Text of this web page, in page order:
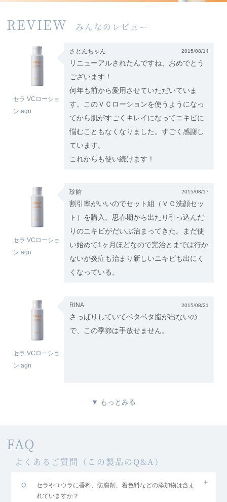
REVIEW みんなのレビュー
セラ VCローショ
ン agn
さとんちゃん 2015/08/14
リニューアルされたんですね、おめでとう
ございます！
何年も前から愛用させていただいていま
す。このＶＣローションを使うようになっ
てから肌がすごくキレイになってニキビに
悩むこともなくなりました。すごく感謝し
ています。
これからも使い続けます！
セラ VCローショ
ン agn
珍館 2015/08/17
割引率がいいのでセット組（ＶＣ洗顔セッ
ト）を購入。思春期から出たり引っ込んだ
りのニキビがだいぶ治まってきた。まだ使
い始めて1ヶ月ほどなので完治とまでは行か
ないが炎症も治まり新しいニキビも出にく
くなっている。
セラ VCローショ
ン agn
RINA 2015/08/21
さっぱりしていてベタベタ脂が出ないの
で、この季節は手放せません。
▼ もっとみる
FAQ
よくあるご質問（この製品のQ&A）
セラやユウラに香料、防腐剤、着色料などの添加物は含ま
れていますか？